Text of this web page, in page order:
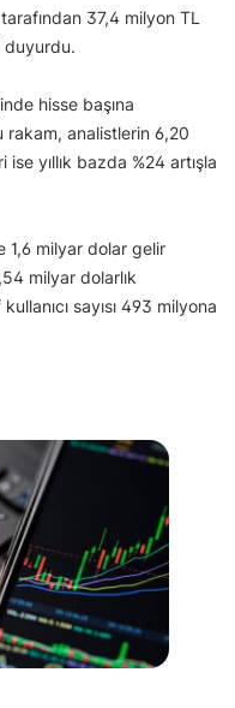
37,4 milyon TL
duyurdu.
hisse başına
rakam, analistlerin 6,20
yıllık bazda %24 artışla
1,6 milyar dolar gelir
milyar dolarlık
sayısı 493 milyona